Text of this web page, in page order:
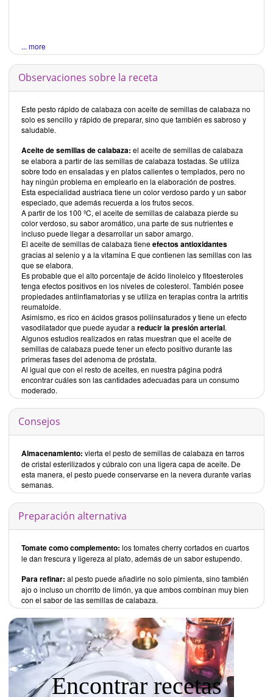
... more
Observaciones sobre la receta
Este pesto rápido de calabaza con aceite de semillas de calabaza no
solo es sencillo y rápido de preparar, sino que también es sabroso y
saludable.
Aceite de semillas de calabaza: el aceite de semillas de calabaza
se elabora a partir de las semillas de calabaza tostadas. Se utiliza
sobre todo en ensaladas y en platos calientes o templados, pero no
hay ningún problema en emplearlo en la elaboración de postres.
Esta especialidad austriaca tiene un color verdoso pardo y un sabor
especiado, que además recuerda a los frutos secos.
A partir de los 100 ºC, el aceite de semillas de calabaza pierde su
color verdoso, su sabor aromático, una parte de sus nutrientes e
incluso puede llegar a desarrollar un sabor amargo.
El aceite de semillas de calabaza tieneefectos antioxidantes
gracias al selenio y a la vitamina E que contienen las semillas con las
que se elabora.
Es probable que el alto porcentaje de ácido linoleico y fitoesteroles
tenga efectos positivos en los niveles de colesterol. También posee
propiedades antiinflamatorias y se utiliza en terapias contra la artritis
reumatoide.
Asimismo, es rico en ácidos grasos poliinsaturados y tiene un efecto
vasodilatador que puede ayudar a reducir la presión arterial.
Algunos estudios realizados en ratas muestran que el aceite de
semillas de calabaza puede tener un efecto positivo durante las
primeras fases del adenoma de próstata.
Al igual que con el resto de aceites, en nuestra página podrá
encontrar cuáles son las cantidades adecuadas para un consumo
moderado.
Consejos
Almacenamiento: vierta el pesto de semillas de calabaza en tarros
de cristal esterilizados y cúbralo con una ligera capa de aceite. De
esta manera, el pesto puede conservarse en la nevera durante varias
semanas.
Preparación alternativa
Tomate como complemento: los tomates cherry cortados en cuartos
le dan frescura y ligereza al plato, además de un sabor estupendo.
Para refinar: al pesto puede añadirle no solo pimienta, sino también
ajo o incluso un chorrito de limón, ya que ambos combinan muy bien
con el sabor de las semillas de calabaza.
Encontrar recetas